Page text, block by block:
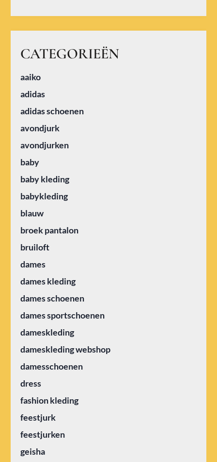
CATEGORIEËN
aaiko
adidas
adidas schoenen
avondjurk
avondjurken
baby
baby kleding
babykleding
blauw
broek pantalon
bruiloft
dames
dames kleding
dames schoenen
dames sportschoenen
dameskleding
dameskleding webshop
damesschoenen
dress
fashion kleding
feestjurk
feestjurken
geisha